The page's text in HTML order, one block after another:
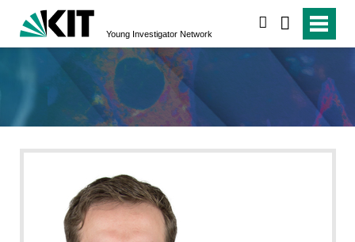
Young Investigator Network